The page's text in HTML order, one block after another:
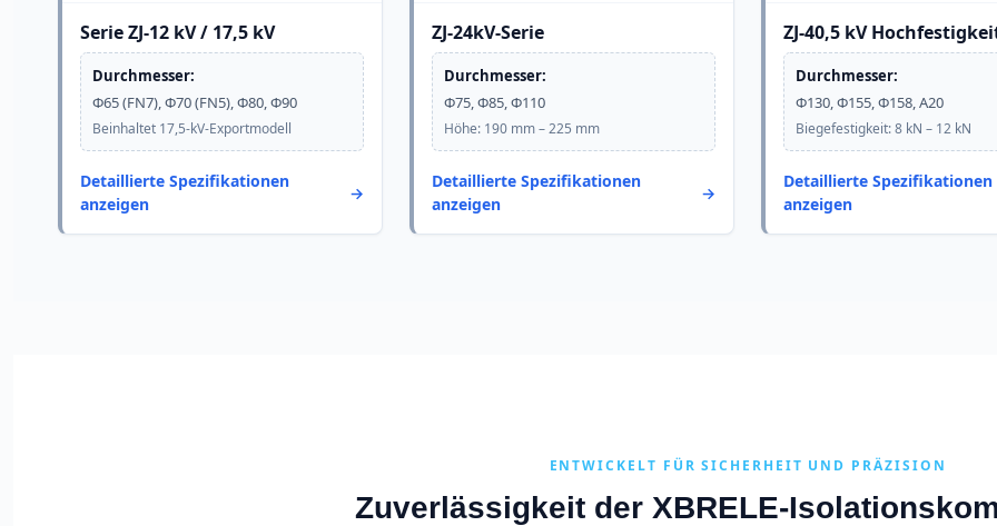
Serie ZJ-12 kV / 17,5 kV
Durchmesser:
Φ65 (FN7), Φ70 (FN5), Φ80, Φ90
Beinhaltet 17,5-kV-Exportmodell
Detaillierte Spezifikationen
anzeigen
ZJ-24kV-Serie
Durchmesser:
Φ75, Φ85, Φ110
Höhe: 190 mm – 225 mm
Detaillierte Spezifikationen
anzeigen
ZJ-40,5 kV
Durchmesser:
Φ130, Φ155, Φ158, A20
Biegefestigkeit: 8 kN – 12 kN
Detaillierte Spezifikationen
anzeigen
ENTWICKELT FÜR SICHERHEIT UND PRÄZISION
Zuverlässigkeit der XBRELE-